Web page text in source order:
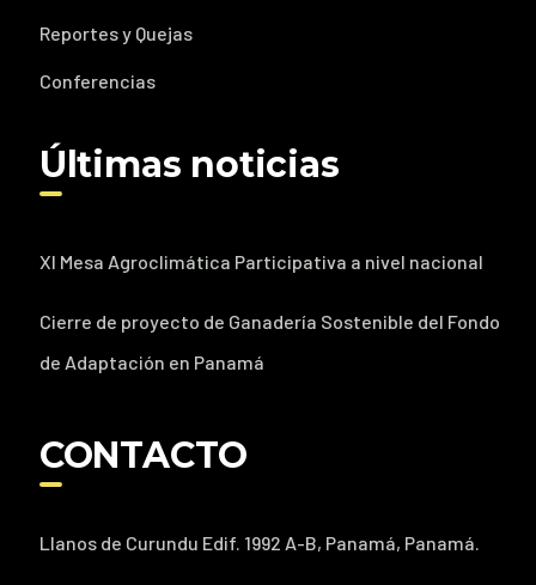
Reportes y Quejas
Conferencias
Últimas noticias
XI Mesa Agroclimática Participativa a nivel nacional
Cierre de proyecto de Ganadería Sostenible del Fondo
de Adaptación en Panamá
CONTACTO
Llanos de Curundu Edif. 1992 A-B, Panamá, Panamá.